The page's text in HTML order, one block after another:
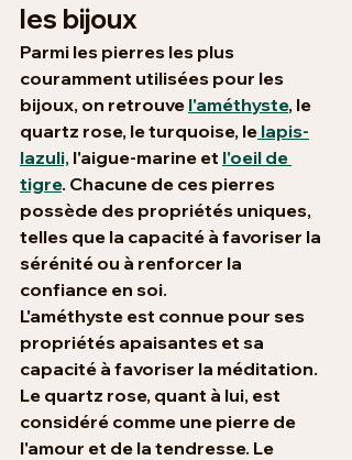
les bijoux
Parmi les pierres les plus
couramment utilisées pour les
bijoux, on retrouve l'améthyste, le
quartz rose, le turquoise, le lapis-
lazuli, l'aigue-marine et l'oeil de
tigre. Chacune de ces pierres
possède des propriétés uniques,
telles que la capacité à favoriser la
sérénité ou à renforcer la
confiance en soi.
L'améthyste est connue pour ses
propriétés apaisantes et sa
capacité à favoriser la méditation.
Le quartz rose, quant à lui, est
considéré comme une pierre de
l'amour et de la tendresse. Le